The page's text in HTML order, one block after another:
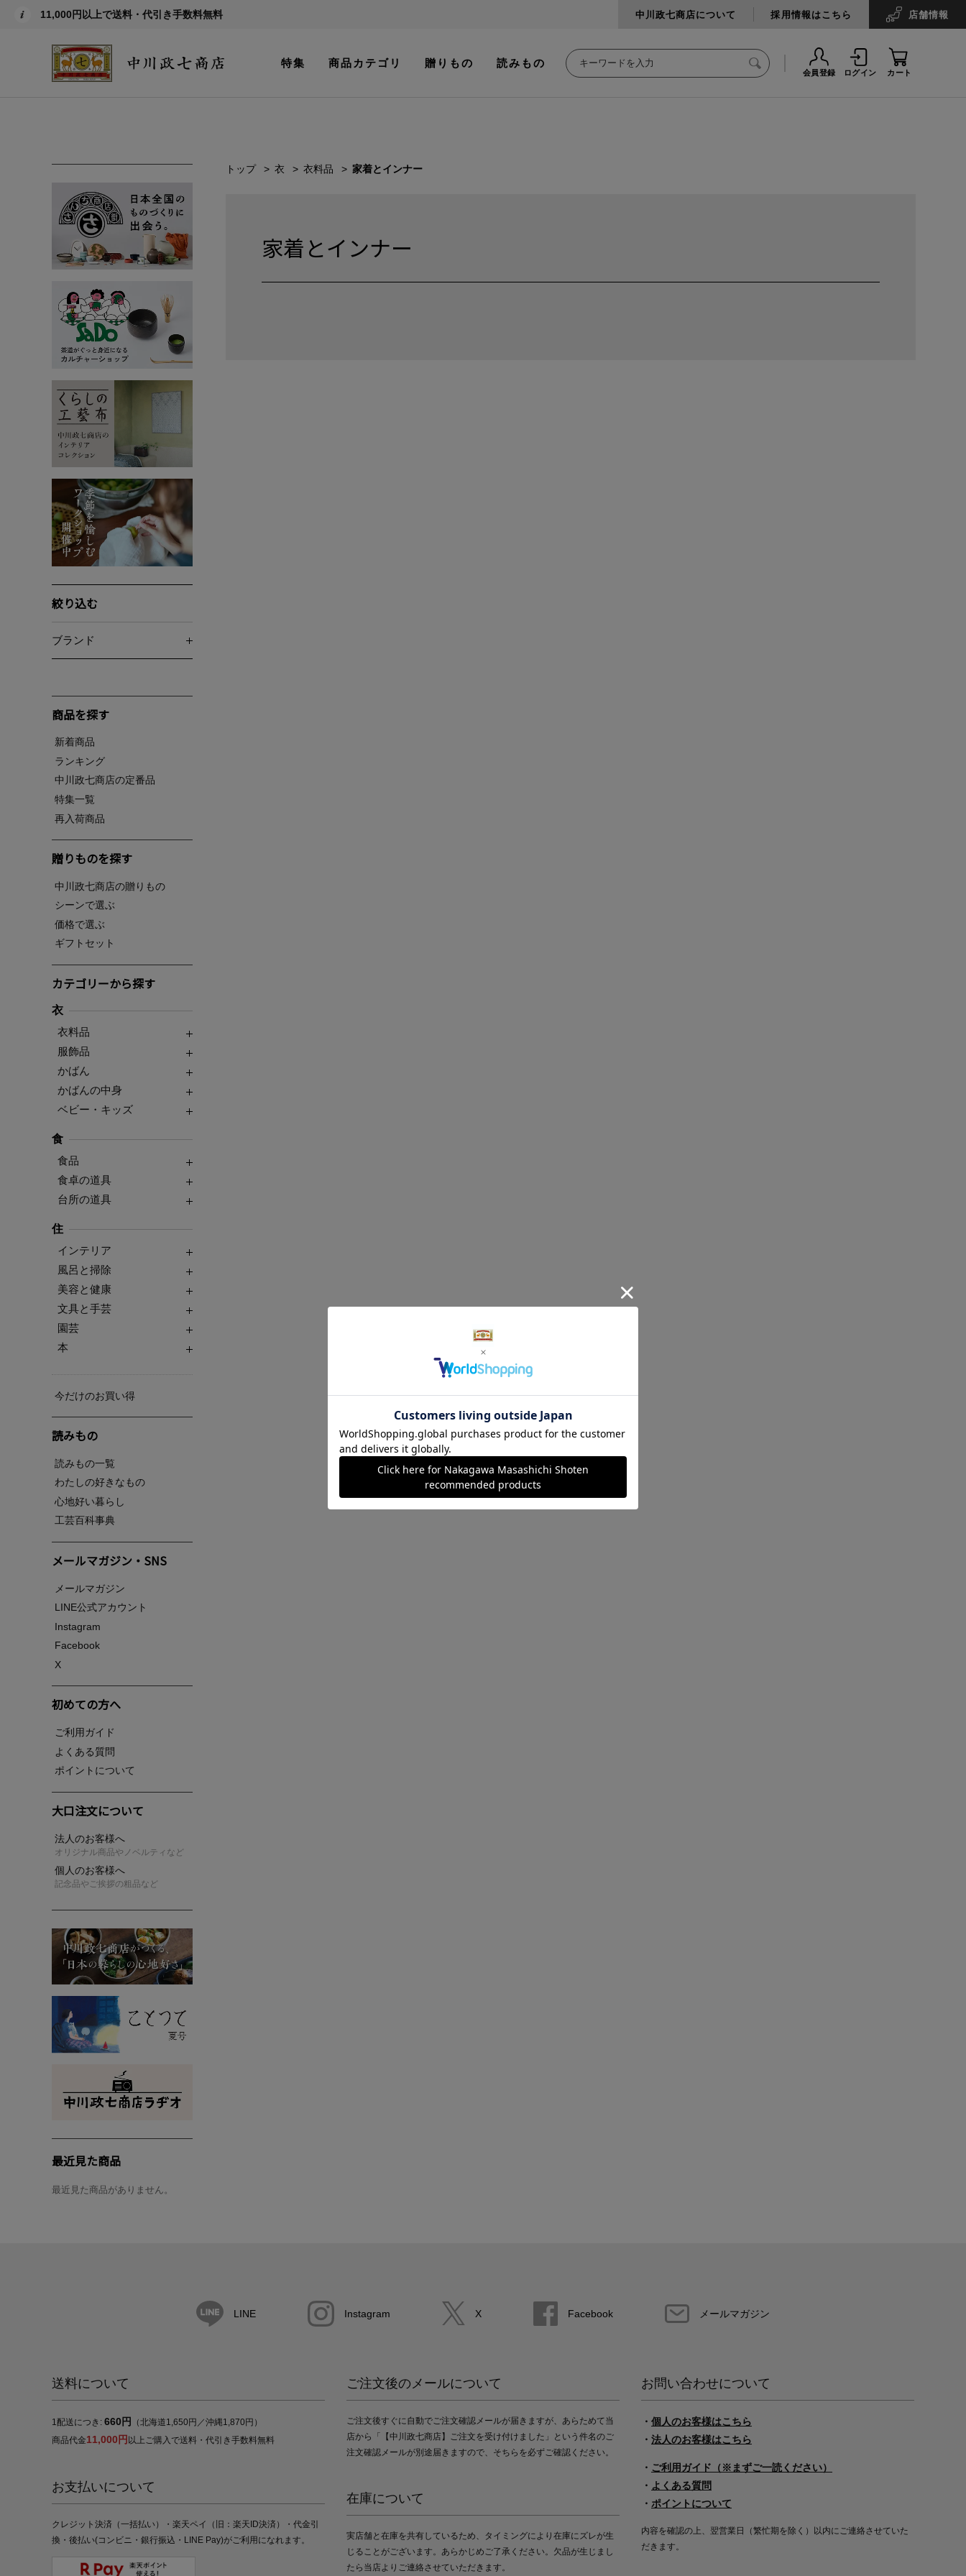
11,000円以上で送料・代引き手数料無料 中川政七商店について 採用情報はこちら 店舗情報
特集 商品カテゴリ 贈りもの 読みもの
会員登録 ログイン カート
絞り込む
ブランド
商品を探す
新着商品
ランキング
中川政七商店の定番品
特集一覧
再入荷商品
贈りものを探す
中川政七商店の贈りもの
シーンで選ぶ
価格で選ぶ
ギフトセット
カテゴリーから探す
衣
衣料品
服飾品
かばん
かばんの中身
ベビー・キッズ
食
食品
食卓の道具
台所の道具
住
インテリア
風呂と掃除
美容と健康
文具と手芸
園芸
本
今だけのお買い得
読みもの
読みもの一覧
わたしの好きなもの
心地好い暮らし
工芸百科事典
メールマガジン・SNS
メールマガジン
LINE公式アカウント
Instagram
Facebook
X
初めての方へ
ご利用ガイド
よくある質問
ポイントについて
大口注文について
法人のお客様へ
オリジナル商品やノベルティなど
個人のお客様へ
記念品やご挨拶の粗品など
最近見た商品
最近見た商品がありません。
トップ 衣 衣料品 家着とインナー
家着とインナー
LINE Instagram X Facebook メールマガジン
送料について
1配送につき: 660円
（北海道1,650円／沖縄1,870円）
商品代金11,000円 以上ご購入で送料・代引き手数料無料
お支払いについて
クレジット決済（一括払い）・楽天ペイ（旧：楽天ID決済）・代金引
換・後払い(コンビニ・銀行振込・LINE Pay)がご利用になれます。
ご注文後のメールについて
ご注文後すぐに自動でご注文確認メールが届きますが、あらためて当
店から「【中川政七商店】ご注文を受け付けました」という件名のご
注文確認メールが別途届きますので、そちらを必ずご確認ください。
在庫について
実店舗と在庫を共有しているため、タイミングにより在庫にズレが生
じることがございます。あらかじめご了承ください。欠品が生じまし
たら当店よりご連絡させていただきます。
お問い合わせについて
・ 個人のお客様はこちら
・ 法人のお客様はこちら
・ ご利用ガイド（※まずご一読ください）
・ よくある質問
・ ポイントについて
内容を確認の上、翌営業日（繁忙期を除く）以内にご連絡させていた
だきます。